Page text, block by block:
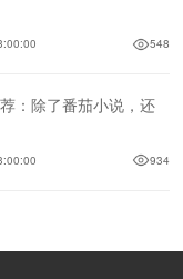
548
：除了番茄小说，还
934